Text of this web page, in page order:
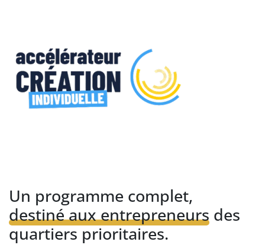
Un programme complet,
destiné aux entrepreneurs des
quartiers prioritaires.